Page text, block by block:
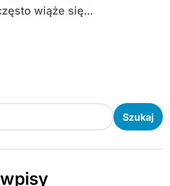
wiąże się...
Szukaj